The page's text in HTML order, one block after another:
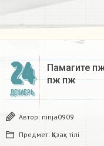
24
ДЕКАБРЬ
Памагите
пж пж​
Автор: ninja0909
Предмет: Қазақ тiлi